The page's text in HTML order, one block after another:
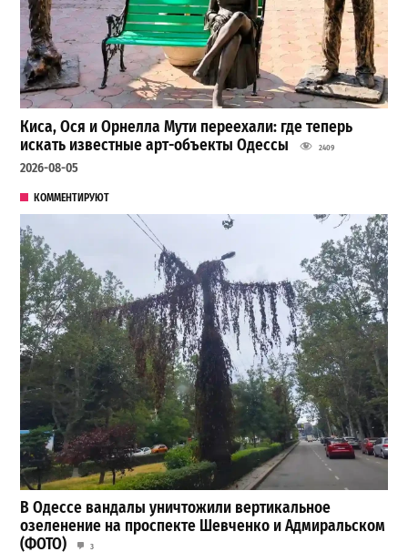
Киса, Ося и Орнелла Мути переехали: где теперь
искать известные арт-объекты Одессы
2409
2026-08-05
КОММЕНТИРУЮТ
В Одессе вандалы уничтожили вертикальное
озеленение на проспекте Шевченко и Адмиральском
(ФОТО)
3